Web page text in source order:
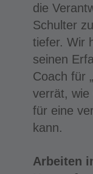
die
Schulter
tiefer. Wir
seinen
Coach für
verrät, wie
für eine
kann.
Arbeiten